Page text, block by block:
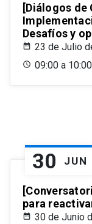
[Diálogos de
Desafíos y
23 de Julio
09:00 a 10:00
30 JUN
para
30 de Junio